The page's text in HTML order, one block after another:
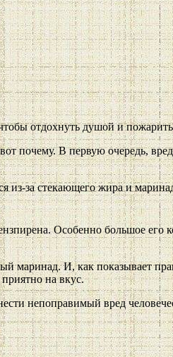
отдохнуть душой и
почему. В первую очередь,
из-за стекающего жира и
Особенно большое его
И, как показывает
на вкус.
непоправимый вред